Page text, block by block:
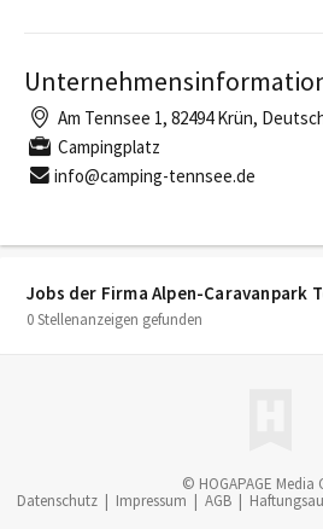
Jobs der Firma Alpen-Caravanpark
0 Stellenanzeigen gefunden
Am Tennsee 1, 82494 Krün,
Campingplatz
info@camping-tennsee.de
© HOGAPAGE Media
Datenschutz | Impressum | AGB |